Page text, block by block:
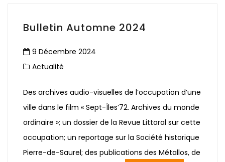
Bulletin Automne 2024
9 Décembre 2024
Actualité
Des archives audio-visuelles de l’occupation d’une
ville dans le film « Sept-Îles’72. Archives du monde
ordinaire »; un dossier de la Revue Littoral sur cette
occupation; un reportage sur la Société historique
Pierre-de-Saurel; des publications des Métallos, de